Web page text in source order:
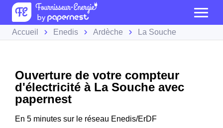
Accueil Enedis Ardèche La Souche